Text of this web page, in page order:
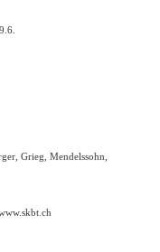
Grieg, Mendelssohn,